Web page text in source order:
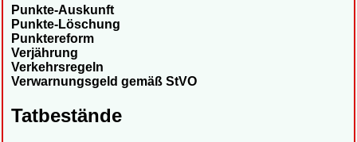
Punkte-Auskunft
Punkte-Löschung
Punktereform
Verjährung
Verkehrsregeln
Verwarnungsgeld gemäß StVO
Tatbestände